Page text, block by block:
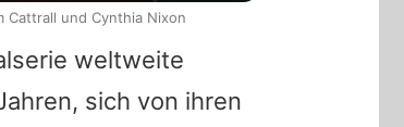
weltweite
sich von ihren
Cattrall und Cynthia Nixon